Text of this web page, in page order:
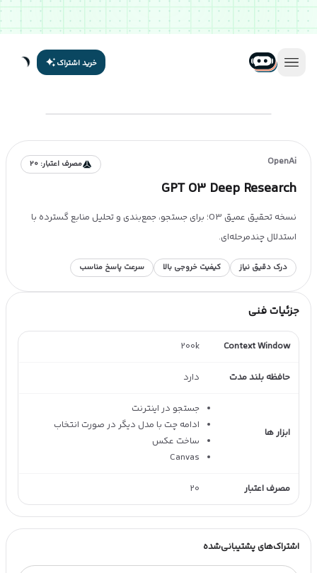
خرید اشتراک
OpenAi مصرف اعتبار: 20
GPT O3 Deep Research
نسخه تحقیق عمیق O3؛ برای جستجو، جمع‌بندی و تحلیل منابع گسترده با
استدلال چندمرحله‌ای.
درک دقیق نیاز کیفیت خروجی بالا سرعت پاسخ مناسب
جزئیات فنی
Context Window
200k
حافظه بلند مدت دارد
ابزار ها
جستجو در اینترنت
ادامه چت با مدل دیگر در صورت انتخاب
ساخت عکس
Canvas
مصرف اعتبار 20
اشتراک‌های پشتیبانی‌شده